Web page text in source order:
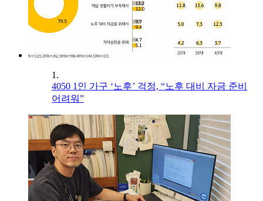
1.
4050 1인 가구 ‘노후’ 걱정, “노후 대비 자금 준비
어려워”